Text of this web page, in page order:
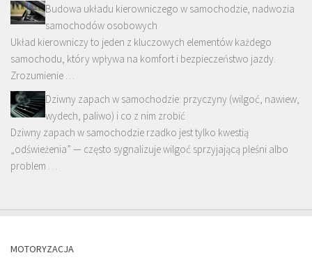
Budowa układu kierowniczego w samochodzie, nadwozia
samochodów osobowych
Układ kierowniczy to jeden z kluczowych elementów każdego
samochodu, który wpływa na komfort i bezpieczeństwo jazdy.
Zrozumienie …
Dziwny zapach w samochodzie: przyczyny (wilgoć, nawiew,
wydech, paliwo) i co z nim zrobić
Dziwny zapach w samochodzie rzadko jest tylko kwestią
„odświeżenia” — często sygnalizuje wilgoć sprzyjającą pleśni albo
problem …
MOTORYZACJA